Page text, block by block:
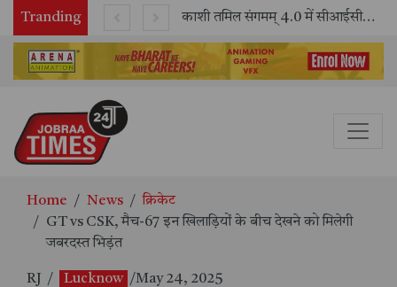
Tranding
भारतीय रेलवे ने 11 वर्षों में 42,600 से अधिक एलएचबी कोचों का निर्माण कर आधुनिक रेल यात्रा को और सुरक्षित बनाया काशी तमिल संगमम् 4.0 में सीआईसीटी का स्टॉल बना तमिल भाषा और संस्कृति का केंद्र, ‘तमिल करकलाम’ से सीखना हुआ सरल
Home News
क्रिकेट
GT vs CSK, मैच-67 इन खिलाड़ियों के बीच देखने को मिलेगी
जबरदस्त भिड़ंत
RJ / Lucknow /May 24, 2025